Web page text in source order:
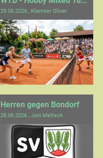
29.06.2026 , Klamser Oliver
Herren gegen Bondorf
28.06.2026 , Joni Meltsch